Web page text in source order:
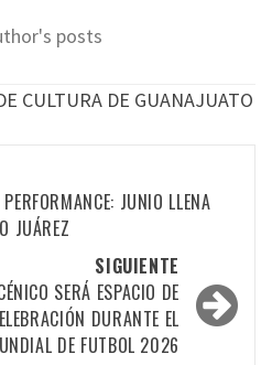
posts
CULTURA DE GUANAJUATO
JUNIO LLENA
JUÁREZ
SIGUIENTE
SERÁ ESPACIO DE
DURANTE EL
DE FUTBOL 2026